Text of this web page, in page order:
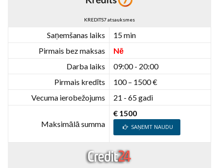
KREDITS7 atsauksmes
Saņemšanas laiks
15 min
Pirmais bez maksas
Nē
Darba laiks
09:00 - 20:00
Pirmais kredīts
100 – 1500 €
Vecuma ierobežojums
21 - 65 gadi
Maksimālā summa
€ 1500
SAŅEMT NAUDU